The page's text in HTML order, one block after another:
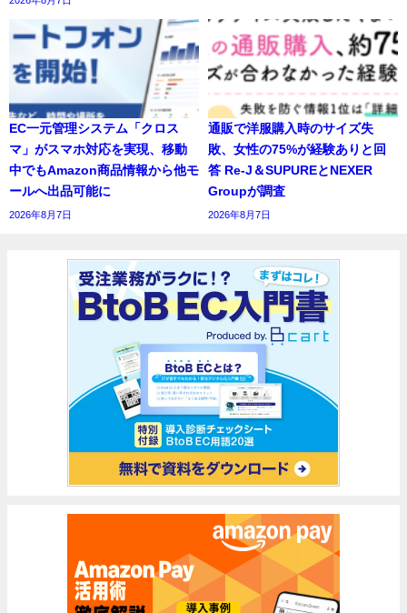
EC一元管理システム「クロス
マ」がスマホ対応を実現、移動
中でもAmazon商品情報から他モ
ールへ出品可能に
2026年8月7日
通販で洋服購入時のサイズ失
敗、女性の75%が経験ありと回
答 Re-J＆SUPUREとNEXER
Groupが調査
2026年8月7日